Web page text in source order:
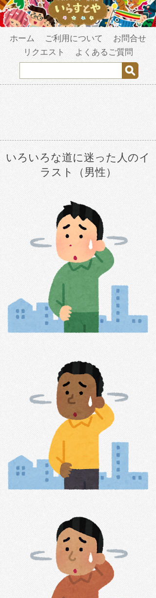
ホーム ご利用について
お問合せ
リクエスト
よくあるご質問
いろいろな道に迷った人のイ
ラスト（男性）